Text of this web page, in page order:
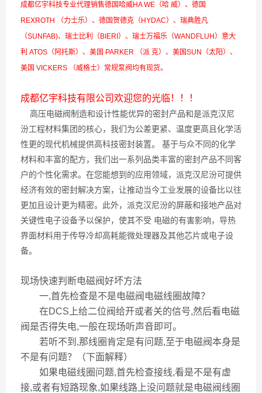
成都亿宇科技专业代理销售德国哈威HA WE（哈 威）、德国
REXROTH （力士乐）、德国贺德克（HYDAC）、瑞典胜凡
（SUNFAB)、瑞士比利（BIERI）、瑞士万福乐（WANDFLUH）意大
利 ATOS（阿托斯）、美国 PARKER （派 克）、美国SUN（太阳）、
美国 VICKERS （威格士）常规泵阀均有现货。
成都亿宇科技有限公司欢迎您的光临！！！
高压电磁阀制造和设计性能优异的密封产品和是派克汉尼
汾工程材料集团的核心，我们为公差更紧、温度更高且化学活
性更的现代机械提供高科技密封装置。 基于与众不同的化学
材料和丰富的配方，我们出一系列品类丰富的密封产品不同客
户的个性化需求。在您能想到的应用领域，派克汉尼汾可提供
经济有效的密封解决方案，让推动当今工业发展的设备比以往
更加且设计更为精密。此外，派克汉尼汾的屏蔽和接地产品对
关键性电子设备予以保护，使其不受 电磁的有害影响，导热
界面材料用于传导冷却高耗能微处理器及其他芯片或电子设
备。
现场快速判断电磁阀好坏方法
一,首先检查是不是电磁阀电磁线圈故障？
在DCS上给二位阀给开或者关的信号,然后看电磁
阀是否得失电,一般在现场听声音即可。
若听不到,那线圈肯定是有问题,至于电磁阀本身是
不是有问题？（下面解释）
如果电磁线圈问题,首先检查接线,看是不是有虚
接,或者有短路现象,如果线路上没问题就是电磁阀线圈